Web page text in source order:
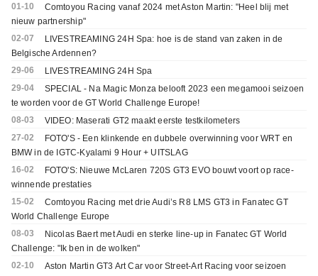
01-10
Comtoyou Racing vanaf 2024 met Aston Martin: "Heel blij met
nieuw partnership"
02-07
LIVESTREAMING 24H Spa: hoe is de stand van zaken in de
Belgische Ardennen?
29-06
LIVESTREAMING 24H Spa
29-04
SPECIAL - Na Magic Monza belooft 2023 een megamooi seizoen
te worden voor de GT World Challenge Europe!
08-03
VIDEO: Maserati GT2 maakt eerste testkilometers
27-02
FOTO'S - Een klinkende en dubbele overwinning voor WRT en
BMW in de IGTC-Kyalami 9 Hour + UITSLAG
16-02
FOTO'S: Nieuwe McLaren 720S GT3 EVO bouwt voort op race-
winnende prestaties
15-02
Comtoyou Racing met drie Audi’s R8 LMS GT3 in Fanatec GT
World Challenge Europe
08-03
Nicolas Baert met Audi en sterke line-up in Fanatec GT World
Challenge: "Ik ben in de wolken"
02-10
Aston Martin GT3 Art Car voor Street-Art Racing voor seizoen